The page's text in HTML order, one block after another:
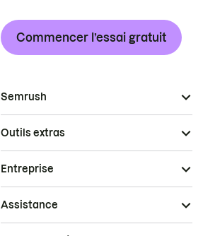
Commencer l’essai gratuit
Semrush
Outils extras
Entreprise
Assistance